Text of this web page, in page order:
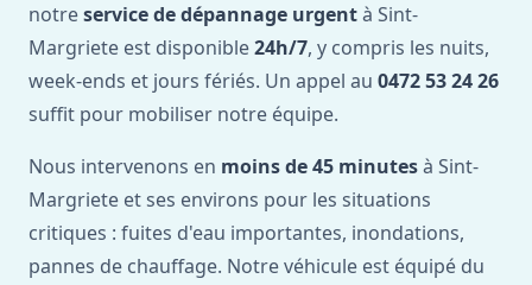
notreservice de dépannage urgentà Sint-
Margriete est disponible24h/7, y compris les nuits,
week-ends et jours fériés. Un appel au 0472 53 24 26
suffit pour mobiliser notre équipe.
Nous intervenons en moins de 45 minutesà Sint-
Margriete et ses environs pour les situations
critiques : fuites d'eau importantes, inondations,
pannes de chauffage. Notre véhicule est équipé du